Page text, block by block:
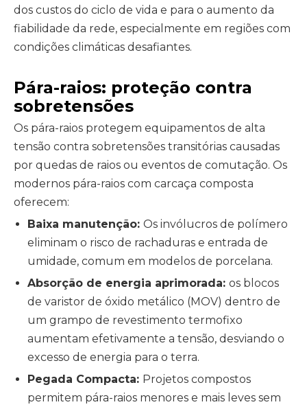
dos custos do ciclo de vida e para o aumento da
fiabilidade da rede, especialmente em regiões com
condições climáticas desafiantes.
Pára-raios: proteção contra
sobretensões
Os pára-raios protegem equipamentos de alta
tensão contra sobretensões transitórias causadas
por quedas de raios ou eventos de comutação. Os
modernos pára-raios com carcaça composta
oferecem:
Baixa manutenção: Os invólucros de polímero
eliminam o risco de rachaduras e entrada de
umidade, comum em modelos de porcelana.
Absorção de energia aprimorada: os blocos
de varistor de óxido metálico (MOV) dentro de
um grampo de revestimento termofixo
aumentam efetivamente a tensão, desviando o
excesso de energia para o terra.
Pegada Compacta: Projetos compostos
permitem pára-raios menores e mais leves sem